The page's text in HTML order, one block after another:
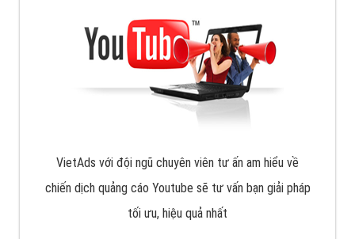
VietAds với đội ngũ SEOer giàu kinh nghiệm được đào
tạo bài bản tại các trung tâm SEO lớn như: Litado,
Inet, Vietmoz, Vinalink